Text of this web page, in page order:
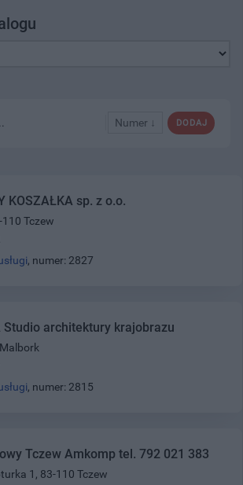
DODAJ
Numer ↓
KOSZAŁKA sp. z o.o.
Tczew
, numer: 2827
Studio architektury krajobrazu
, numer: 2815
Tczew Amkomp tel. 792 021 383
1, 83-110 Tczew